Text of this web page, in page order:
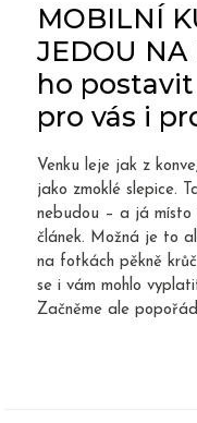
MOBILNÍ
JEDOU NA
ho
pro vás i
Venku leje jak z
jako zmoklé slepice.
nebudou – a já místo
článek. Možná je to
na fotkách pěkně
se i vám mohlo
Začněme ale